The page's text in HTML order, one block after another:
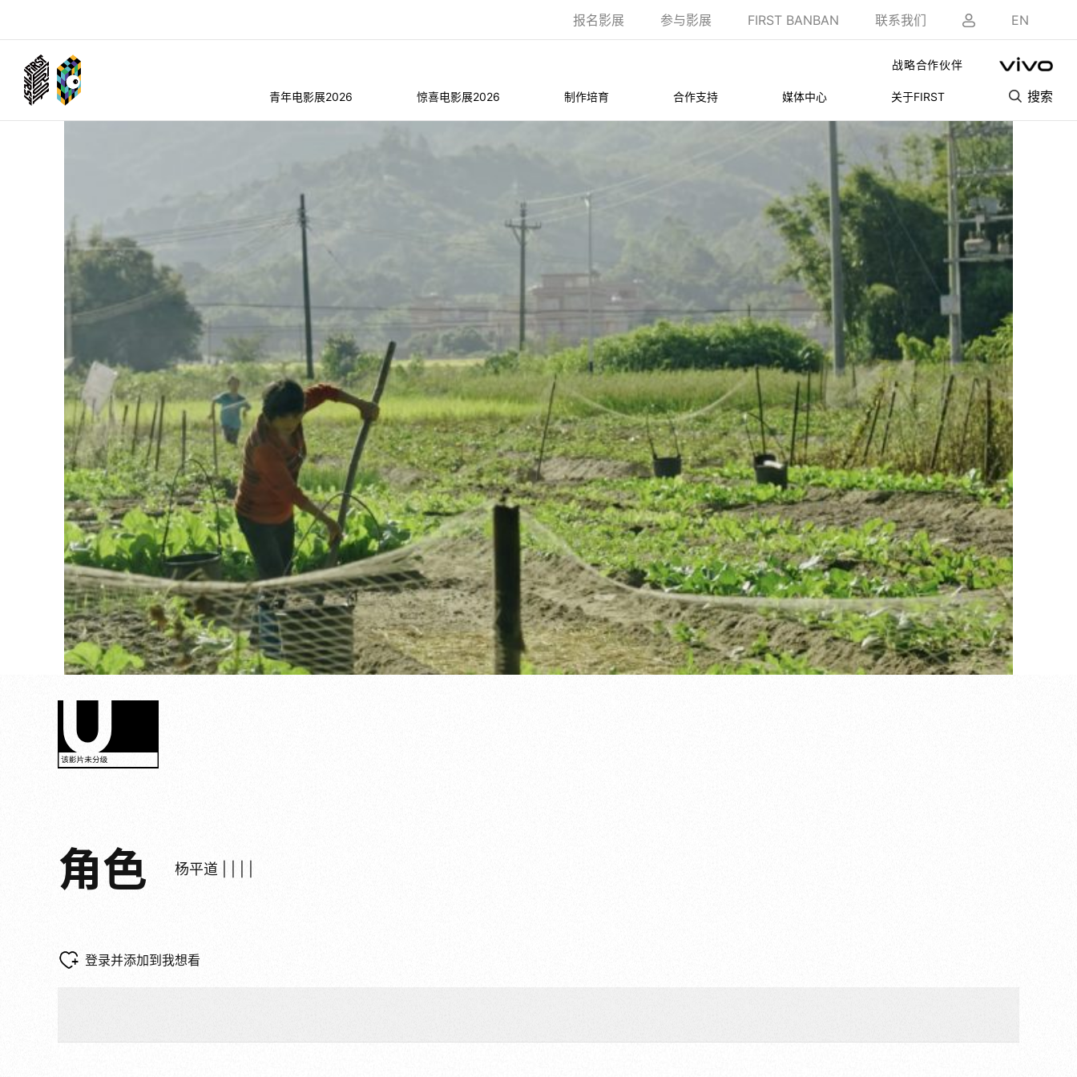
报名影展 参与影展 FIRST BANBAN 联系我们 EN
战略合作伙伴
青年电影展2026 惊喜电影展2026 制作培育 合作支持 媒体中心 关于FIRST 搜索
角色 杨平道 | | | |
登录并添加到我想看